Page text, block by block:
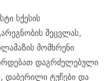
სქესის
შეცვლას,
მომხრენი
დაგრძელებული
დაბერილი ტუჩები და